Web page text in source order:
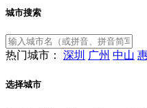
城市搜索
热门城市： 深圳 广州 中山
选择城市